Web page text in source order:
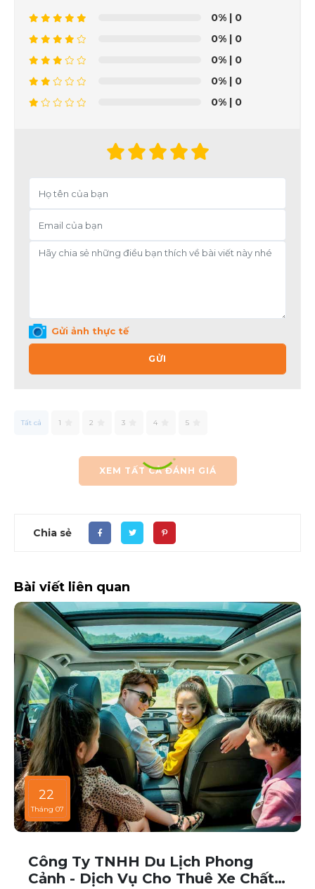
0% | 0
0% | 0
0% | 0
0% | 0
0% | 0
Gửi ảnh thực tế
GỬI
Tất cả 1 2 3 4 5
XEM TẤT CẢ ĐÁNH GIÁ
Chia sẻ
Bài viết liên quan
22
Tháng 07
Công Ty TNHH Du Lịch Phong
Cảnh - Dịch Vụ Cho Thuê Xe Chất